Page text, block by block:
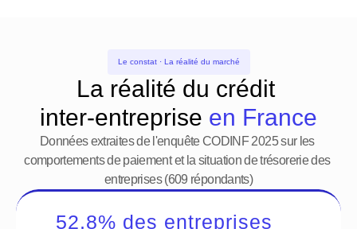
Le constat · La réalité du marché
La réalité du crédit
inter-entreprise en France
Données extraites de l'enquête CODINF 2025 sur les
comportements de paiement et la situation de trésorerie des
entreprises (609 répondants)
52,8% des entreprises